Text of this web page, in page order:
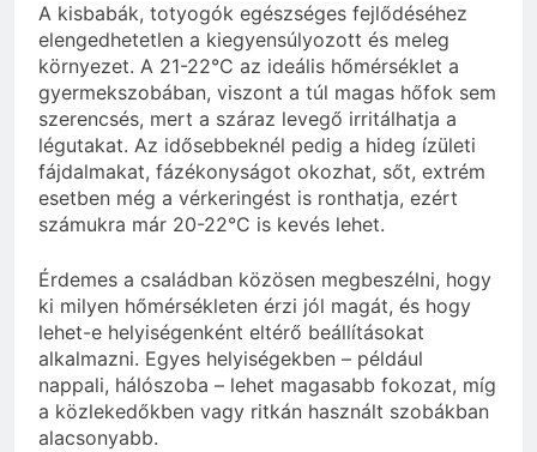
A kisbabák, totyogók egészséges fejlődéséhez
elengedhetetlen a kiegyensúlyozott és meleg
környezet. A 21-22°C az ideális hőmérséklet a
gyermekszobában, viszont a túl magas hőfok sem
szerencsés, mert a száraz levegő irritálhatja a
légutakat. Az idősebbeknél pedig a hideg ízületi
fájdalmakat, fázékonyságot okozhat, sőt, extrém
esetben még a vérkeringést is ronthatja, ezért
számukra már 20-22°C is kevés lehet.
Érdemes a családban közösen megbeszélni, hogy
ki milyen hőmérsékleten érzi jól magát, és hogy
lehet-e helyiségenként eltérő beállításokat
alkalmazni. Egyes helyiségekben – például
nappali, hálószoba – lehet magasabb fokozat, míg
a közlekedőkben vagy ritkán használt szobákban
alacsonyabb.